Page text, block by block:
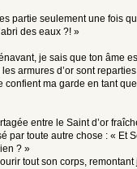
partie seulement une fois
des eaux ?! »
je sais que ton âme
armures d’or sont
confient ma garde en tant
entre le Saint d’or
par toute autre chose : « Et
? »
tout son corps, remontant